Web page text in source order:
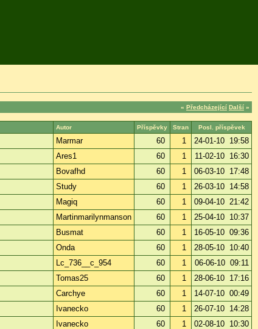
« Předcházející Další »
Autor Příspěvky Stran Posl. příspěvek
Marmar 60 1
24-01-10 19:58
Ares1 60 1
11-02-10 16:30
Bovafhd 60 1
06-03-10 17:48
Study 60 1
26-03-10 14:58
Magiq 60 1
09-04-10 21:42
Martinmarilynmanson 60 1
25-04-10 10:37
Busmat 60 1
16-05-10 09:36
Onda 60 1
28-05-10 10:40
Lc_736__c_954 60 1
06-06-10 09:11
Tomas25 60 1
28-06-10 17:16
Carchye 60 1
14-07-10 00:49
Ivanecko 60 1
26-07-10 14:28
Ivanecko 60 1
02-08-10 10:30